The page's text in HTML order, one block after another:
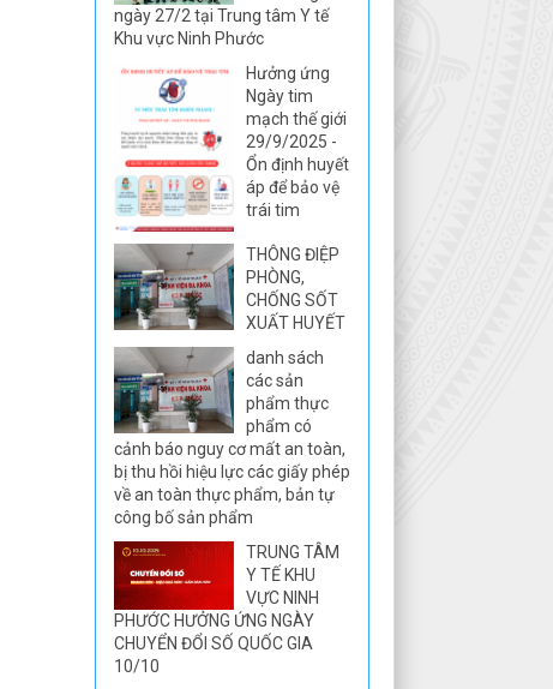
ngày 27/2 tại Trung tâm Y tế
Khu vực Ninh Phước
Hưởng ứng
Ngày tim
mạch thế giới
29/9/2025 -
Ổn định huyết
áp để bảo vệ
trái tim
THÔNG ĐIỆP
PHÒNG,
CHỐNG SỐT
XUẤT HUYẾT
danh sách
các sản
phẩm thực
phẩm có
cảnh báo nguy cơ mất an toàn,
bị thu hồi hiệu lực các giấy phép
về an toàn thực phẩm, bản tự
công bố sản phẩm
TRUNG TÂM
Y TẾ KHU
VỰC NINH
PHƯỚC HƯỞNG ỨNG NGÀY
CHUYỂN ĐỔI SỐ QUỐC GIA
10/10